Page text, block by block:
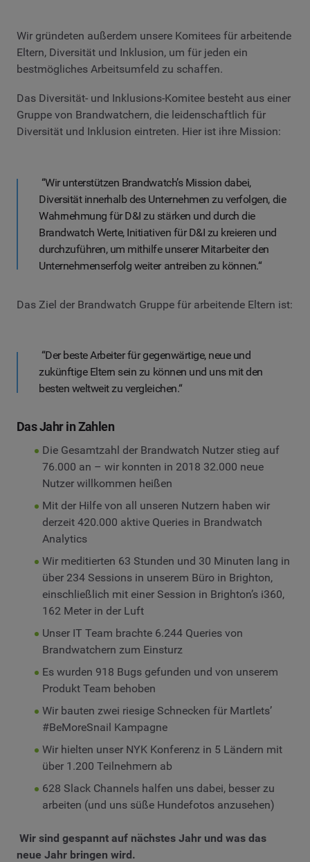
Wir gründeten außerdem unsere Komitees für arbeitende
Eltern, Diversität und Inklusion, um für jeden ein
bestmögliches Arbeitsumfeld zu schaffen.
Das Diversität- und Inklusions-Komitee besteht aus einer
Gruppe von Brandwatchern, die leidenschaftlich für
Diversität und Inklusion eintreten. Hier ist ihre Mission:
“Wir unterstützen Brandwatch’s Mission dabei,
Diversität innerhalb des Unternehmen zu verfolgen, die
Wahrnehmung für D&I zu stärken und durch die
Brandwatch Werte, Initiativen für D&I zu kreieren und
durchzuführen, um mithilfe unserer Mitarbeiter den
Unternehmenserfolg weiter antreiben zu können.“
Das Ziel der Brandwatch Gruppe für arbeitende Eltern ist:
“Der beste Arbeiter für gegenwärtige, neue und
zukünftige Eltern sein zu können und uns mit den
besten weltweit zu vergleichen.“
Das Jahr in Zahlen
Die Gesamtzahl der Brandwatch Nutzer stieg auf
76.000 an – wir konnten in 2018 32.000 neue
Nutzer willkommen heißen
Mit der Hilfe von all unseren Nutzern haben wir
derzeit 420.000 aktive Queries in Brandwatch
Analytics
Wir meditierten 63 Stunden und 30 Minuten lang in
über 234 Sessions in unserem Büro in Brighton,
einschließlich mit einer Session in Brighton’s i360,
162 Meter in der Luft
Unser IT Team brachte 6.244 Queries von
Brandwatchern zum Einsturz
Es wurden 918 Bugs gefunden und von unserem
Produkt Team behoben
Wir bauten zwei riesige Schnecken für Martlets’
#BeMoreSnail Kampagne
Wir hielten unser NYK Konferenz in 5 Ländern mit
über 1.200 Teilnehmern ab
628 Slack Channels halfen uns dabei, besser zu
arbeiten (und uns süße Hundefotos anzusehen)
Wir sind gespannt auf nächstes Jahr und was das
neue Jahr bringen wird.